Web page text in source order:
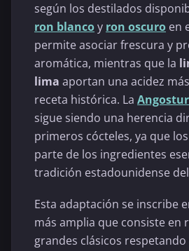
según los destilados
ron blancoy ron oscuro en
permite asociar frescura y
aromática, mientras que la
lima aportan una acidez
receta histórica. La
sigue siendo una herencia
primeros cócteles, ya que
parte de los ingredientes
tradición estadounidense del
Esta adaptación se inscribe
más amplia que consiste en
grandes clásicos